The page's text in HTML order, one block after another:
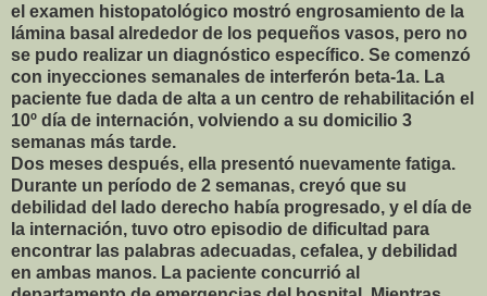
el examen histopatológico mostró engrosamiento de la
lámina basal alrededor de los pequeños vasos, pero no
se pudo realizar un diagnóstico específico. Se comenzó
con inyecciones semanales de interferón beta-1a. La
paciente fue dada de alta a un centro de rehabilitación el
10º día de internación, volviendo a su domicilio 3
semanas más tarde.
Dos meses después, ella presentó nuevamente fatiga.
Durante un período de 2 semanas, creyó que su
debilidad del lado derecho había progresado, y el día de
la internación, tuvo otro episodio de dificultad para
encontrar las palabras adecuadas, cefalea, y debilidad
en ambas manos. La paciente concurrió al